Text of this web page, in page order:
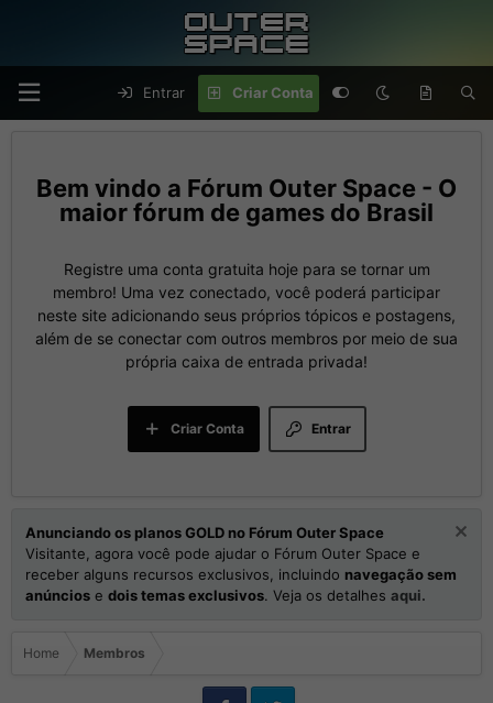
Entrar Criar Conta
Fórum Outer Space - O
maior fórum de games do Brasil
Registre uma conta gratuita hoje para se tornar um
membro! Uma vez conectado, você poderá participar
neste site adicionando seus próprios tópicos e postagens,
além de se conectar com outros membros por meio de sua
própria caixa de entrada privada!
Entrar
Criar Conta
Anunciando os planos GOLD no Fórum Outer Space
Visitante, agora você pode ajudar o Fórum Outer Space e
receber alguns recursos exclusivos, incluindo navegação sem
anúncios e dois temas exclusivos. Veja os detalhes aqui.
Home Membros